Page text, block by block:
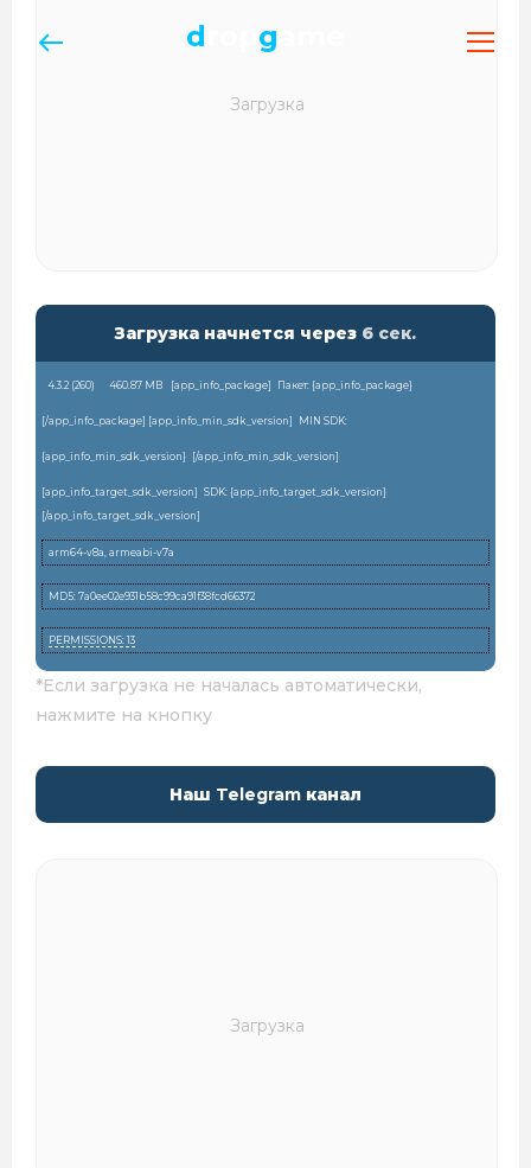
d g
Загрузка начнется через 6 сек.
4.3.2 (260) 460.87 MB [app_info_package] Пакет: {app_info_package}
[/app_info_package] [app_info_min_sdk_version] MIN SDK:
{app_info_min_sdk_version} [/app_info_min_sdk_version]
[app_info_target_sdk_version]
SDK: {app_info_target_sdk_version}
[/app_info_target_sdk_version]
arm64-v8a, armeabi-v7a
MD5: 7a0ee02e931b58c99ca91f38fcd66372
PERMISSIONS: 13
*Если загрузка не началась автоматически,
нажмите на кнопку
Наш Telegram канал